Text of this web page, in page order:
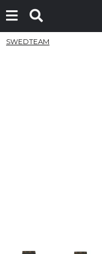
SWEDTEAM